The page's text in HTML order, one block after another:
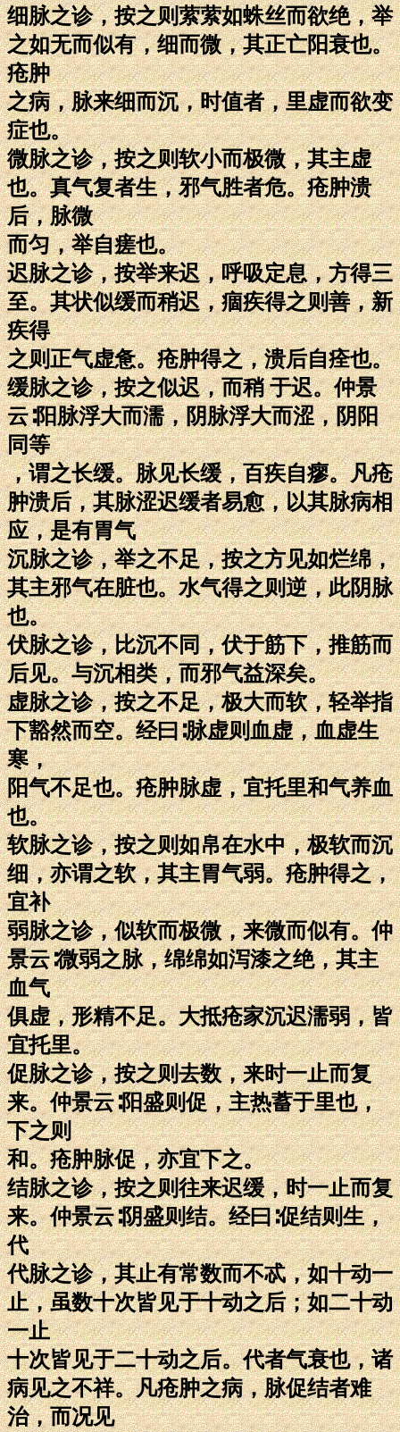
细脉之诊，按之则萦萦如蛛丝而欲绝，举
之如无而似有，细而微，其正亡阳衰也。
疮肿
之病，脉来细而沉，时值者，里虚而欲变
症也。
微脉之诊，按之则软小而极微，其主虚
也。真气复者生，邪气胜者危。疮肿溃
后，脉微
而匀，举自瘥也。
迟脉之诊，按举来迟，呼吸定息，方得三
至。其状似缓而稍迟，痼疾得之则善，新
疾得
之则正气虚惫。疮肿得之，溃后自痊也。
缓脉之诊，按之似迟，而稍 于迟。仲景
云∶阳脉浮大而濡，阴脉浮大而涩，阴阳
同等
，谓之长缓。脉见长缓，百疾自瘳。凡疮
肿溃后，其脉涩迟缓者易愈，以其脉病相
应，是有胃气
沉脉之诊，举之不足，按之方见如烂绵，
其主邪气在脏也。水气得之则逆，此阴脉
也。
伏脉之诊，比沉不同，伏于筋下，推筋而
后见。与沉相类，而邪气益深矣。
虚脉之诊，按之不足，极大而软，轻举指
下豁然而空。经曰∶脉虚则血虚，血虚生
寒，
阳气不足也。疮肿脉虚，宜托里和气养血
也。
软脉之诊，按之则如帛在水中，极软而沉
细，亦谓之软，其主胃气弱。疮肿得之，
宜补
弱脉之诊，似软而极微，来微而似有。仲
景云∶微弱之脉，绵绵如泻漆之绝，其主
血气
俱虚，形精不足。大抵疮家沉迟濡弱，皆
宜托里。
促脉之诊，按之则去数，来时一止而复
来。仲景云∶阳盛则促，主热蓄于里也，
下之则
和。疮肿脉促，亦宜下之。
结脉之诊，按之则往来迟缓，时一止而复
来。仲景云∶阴盛则结。经曰∶促结则生，
代
代脉之诊，其止有常数而不忒，如十动一
止，虽数十次皆见于十动之后；如二十动
一止
十次皆见于二十动之后。代者气衰也，诸
病见之不祥。凡疮肿之病，脉促结者难
治，而况见